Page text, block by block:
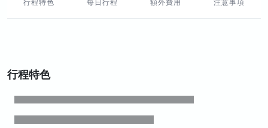
行程特色 每日行程 額外費用 注意事項
行程特色